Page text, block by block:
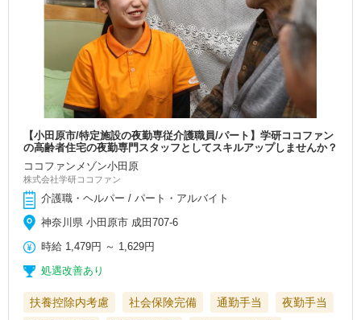
【小田原市/特定施設の夜勤専従介護職員/パート】学研ココファン
の高齢者住宅の夜勤専門スタッフとしてスキルアップしませんか？
ココファンメゾン小田原
株式会社学研ココファン
介護職・ヘルパー / パート・アルバイト
神奈川県 小田原市 成田707-6
時給 1,479円 ～ 1,629円
処遇改善あり
扶養控除内考慮 社会保険完備 通勤手当
夜勤手当